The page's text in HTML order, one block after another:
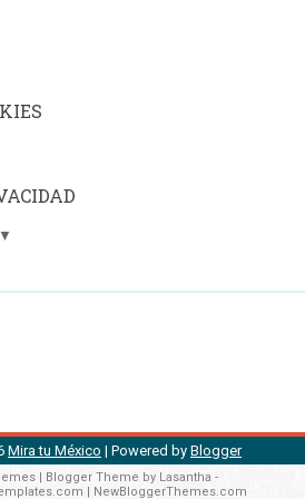
▼
Mira tu México | Powered by Blogger
| Blogger Theme by Lasantha -
NewBloggerThemes.com